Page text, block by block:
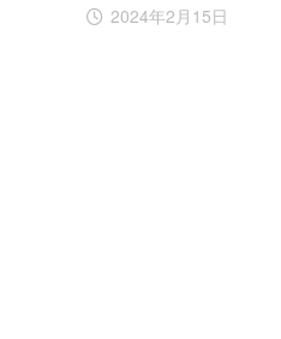
2024年2月15日